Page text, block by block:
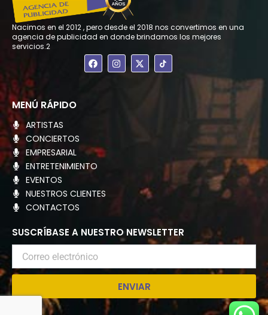
Nacimos en el 2012 , pero desde el 2018 nos convertimos en una
agencia de publicidad en donde brindamos los mejores
servicios.2
F
a
c
I
n
s
X
-
t
MENÚ RÁPIDO
ARTISTAS
CONCIERTOS
EMPRESARIAL
ENTRETENIMIENTO
EVENTOS
NUESTROS CLIENTES
CONTACTOS
SUSCRÍBASE A NUESTRO NEWSLETTER
electrónico
ENVIAR